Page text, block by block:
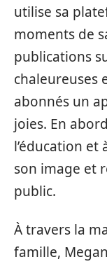
utilise sa
moments de
publications
chaleureuses
abonnés un
joies. En
l’éducation
son image et
public.
À travers la
famille,